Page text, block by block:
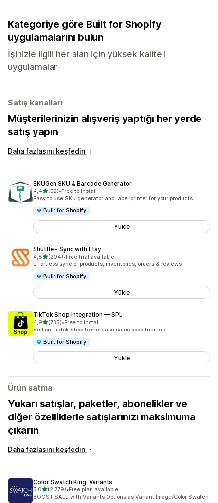
Kategoriye göre Built for Shopify
uygulamalarını bulun
İşinizle ilgili her alan için yüksek kaliteli
uygulamalar
Satış kanalları
Müşterilerinizin alışveriş yaptığı her yerde
satış yapın
Daha fazlasını keşfedin
SKUGen SKU & Barcode Generator
4,45 yıldız üzerinden
(52)
toplam 52 değerlendirme
•Free to install
Easy to use SKU generator and label printer for your products
Built for Shopify
Yükle
Shuttle ‑ Sync with Etsy
4,85 yıldız üzerinden
(204)
toplam 204 değerlendirme
•Free trial available
Effortless sync of products, inventories, orders & reviews
Built for Shopify
Yükle
TikTok Shop Integration — SPL
4,95 yıldız üzerinden
(735)
toplam 735 değerlendirme
•Free to install
Sell on TikTok Shop to increase sales opportunities
Built for Shopify
Yükle
Ürün satma
Yukarı satışlar, paketler, abonelikler ve
diğer özelliklerle satışlarınızı maksimuma
çıkarın
Daha fazlasını keşfedin
Color Swatch King: Variants
5,05 yıldız üzerinden
(2.779)
toplam 2779 değerlendirme
•Free plan available
BOOST SALE with Variants Options as Variant Image/Color Swatch